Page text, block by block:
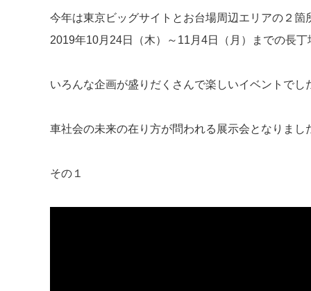
今年は東京ビッグサイトとお台場周辺エリアの２箇
2019年10月24日（木）～11月4日（月）までの長丁
いろんな企画が盛りだくさんで楽しいイベントでし
車社会の未来の在り方が問われる展示会となりまし
その１